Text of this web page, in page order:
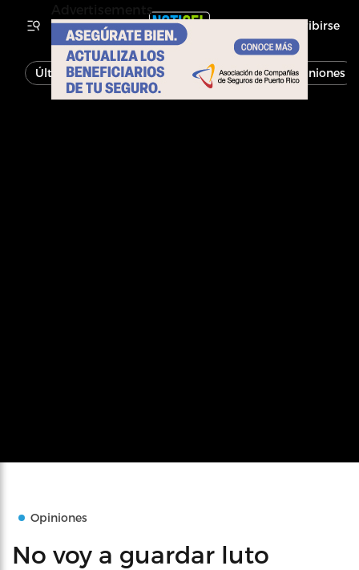
Inscribirse
Última Hora Noticias Economía Opiniones
Opiniones
No voy a guardar luto
Advertisements